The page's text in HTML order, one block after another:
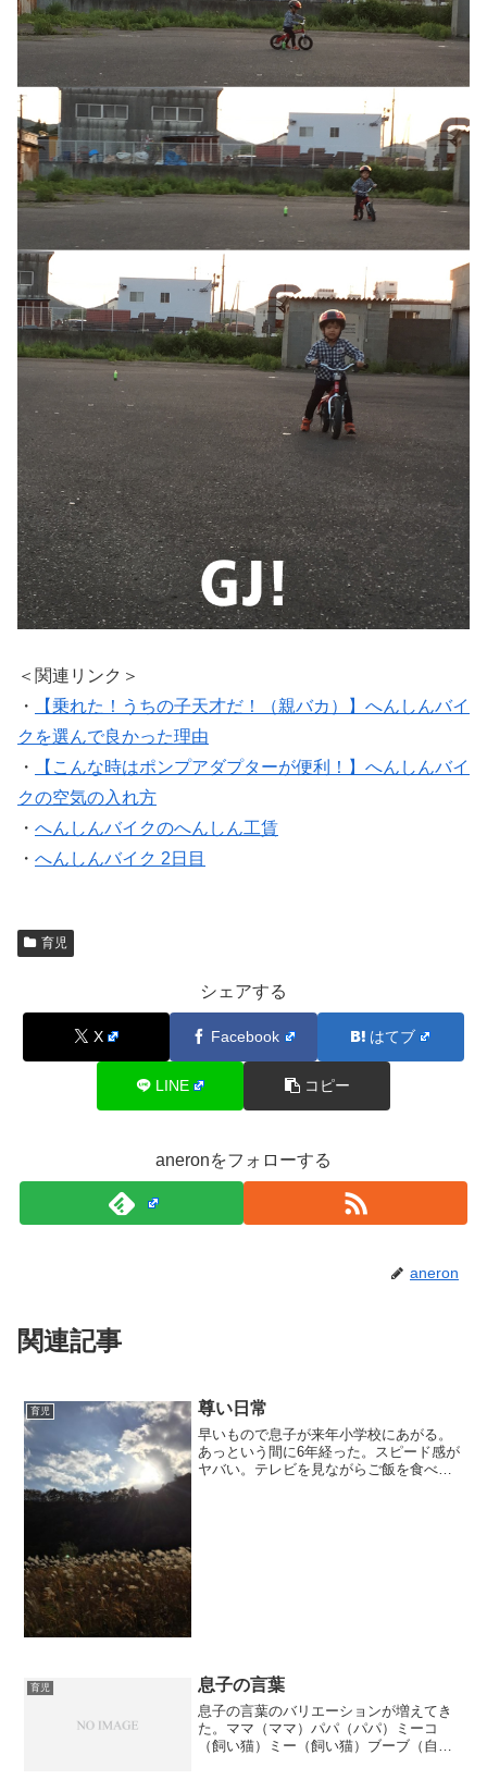
＜関連リンク＞
・
【乗れた！うちの子天才だ！（親バカ）】へんしんバイ
クを選んで良かった理由
・
【こんな時はポンプアダプターが便利！】へんしんバイ
クの空気の入れ方
・ へんしんバイクのへんしん工賃
・ へんしんバイク 2日目
育児
シェアする
X Facebook はてブ
LINE コピー
aneronをフォローする
aneron
関連記事
育児 尊い日常
早いもので息子が来年小学校にあがる。
あっという間に6年経った。スピード感が
ヤバい。テレビを見ながらご飯を食べる
育児 息子の言葉
息子の言葉のバリエーションが増えてき
た。ママ（ママ）パパ（パパ）ミーコ
（飼い猫）ミー（飼い猫）ブーブ（自動